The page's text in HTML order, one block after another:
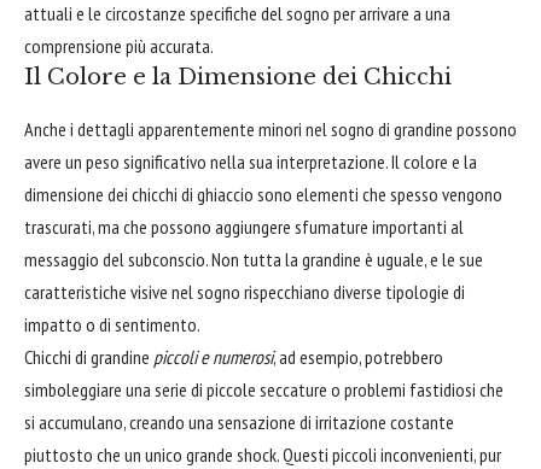
attuali e le circostanze specifiche del sogno per arrivare a una
comprensione più accurata.
Il Colore e la Dimensione dei Chicchi
Anche i dettagli apparentemente minori nel sogno di grandine possono
avere un peso significativo nella sua interpretazione. Il colore e la
dimensione dei chicchi di ghiaccio sono elementi che spesso vengono
trascurati, ma che possono aggiungere sfumature importanti al
messaggio del subconscio. Non tutta la grandine è uguale, e le sue
caratteristiche visive nel sogno rispecchiano diverse tipologie di
impatto o di sentimento.
Chicchi di grandine piccoli e numerosi, ad esempio, potrebbero
simboleggiare una serie di piccole seccature o problemi fastidiosi che
si accumulano, creando una sensazione di irritazione costante
piuttosto che un unico grande shock. Questi piccoli inconvenienti, pur